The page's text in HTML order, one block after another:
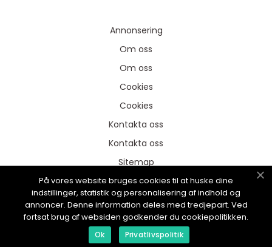
Annonsering
Om oss
Om oss
Cookies
Cookies
Kontakta oss
Kontakta oss
Sitemap
Sitemap
Annonsering
På vores website bruges cookies til at huske dine
indstillinger, statistik og personalisering af indhold og
annoncer. Denne information deles med tredjepart. Ved
fortsat brug af websiden godkender du cookiepolitikken.
Ok Privatlivspolitik